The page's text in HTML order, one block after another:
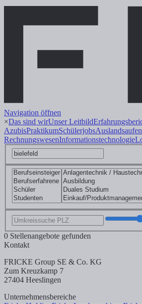
Navigation öffnen
×Das sind wirUnser Leitbild
AzubisPraktikumSchülerjobs
RechnungswesenInformationstechnologie
0 Stellenangebote gefunden
Kontakt
FRICKE Group SE & Co. KG
Zum Kreuzkamp 7
27404 Heeslingen
Unternehmensbereiche